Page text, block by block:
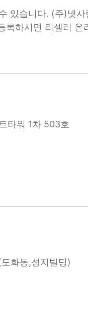
있습니다. (주)넷
하시면 리셀러
타워 1차 503호
화동,성지빌딩)